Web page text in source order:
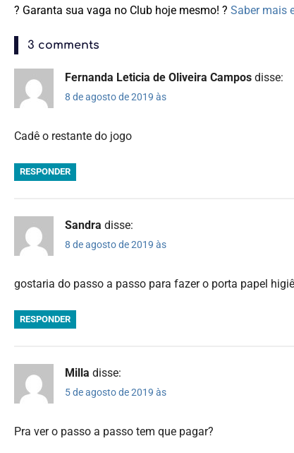
? Garanta sua vaga no Club hoje mesmo! ? Saber mais
3 comments
Fernanda Leticia de Oliveira Campos disse:
8 de agosto de 2019 às
Cadê o restante do jogo
RESPONDER
Sandra disse:
8 de agosto de 2019 às
gostaria do passo a passo para fazer o porta papel
RESPONDER
Milla disse:
5 de agosto de 2019 às
Pra ver o passo a passo tem que pagar?